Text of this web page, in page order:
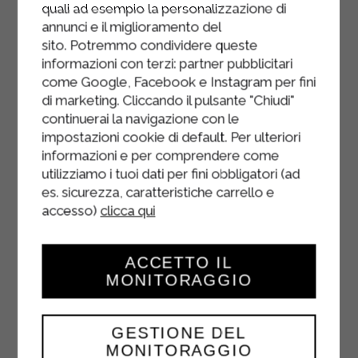
quali ad esempio la personalizzazione di
annunci e il miglioramento del
sito. Potremmo condividere queste
informazioni con terzi: partner pubblicitari
come Google, Facebook e Instagram per fini
di marketing. Cliccando il pulsante "Chiudi"
continuerai la navigazione con le
impostazioni cookie di default. Per ulteriori
informazioni e per comprendere come
utilizziamo i tuoi dati per fini obbligatori (ad
es. sicurezza, caratteristiche carrello e
accesso) clicca qui
GESTIONE DEL
MONITORAGGIO
ACCETTO IL
MONITORAGGIO